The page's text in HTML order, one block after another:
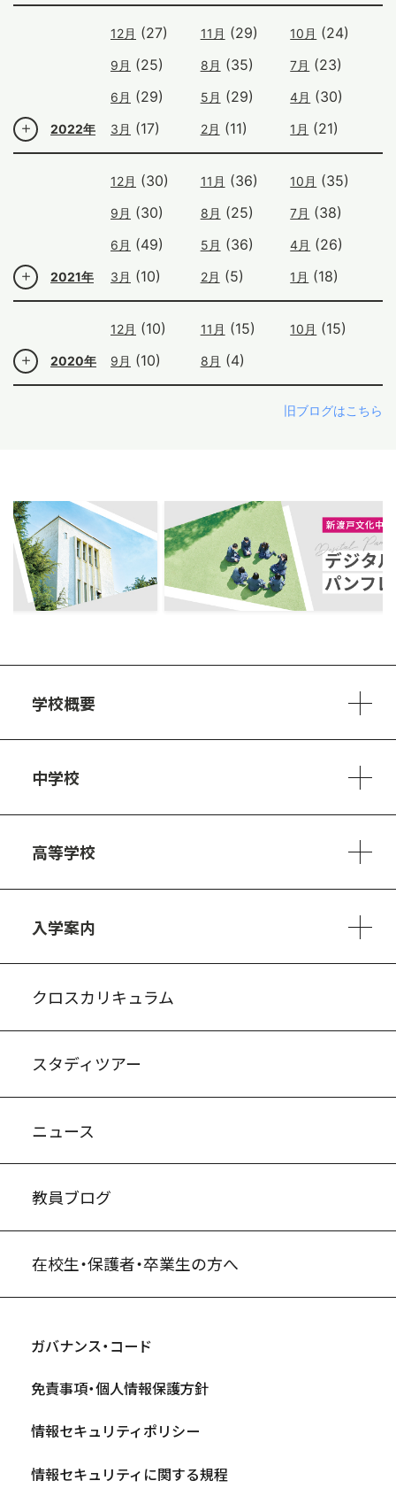
2022年
12月 (27) 11月 (29) 10月 (24)
9月 (25) 8月 (35) 7月 (23)
6月 (29) 5月 (29) 4月 (30)
3月 (17) 2月 (11) 1月 (21)
2021年
12月 (30) 11月 (36) 10月 (35)
9月 (30) 8月 (25) 7月 (38)
6月 (49) 5月 (36) 4月 (26)
3月 (10) 2月 (5) 1月 (18)
2020年
12月 (10) 11月 (15) 10月 (15)
9月 (10) 8月 (4)
旧ブログはこちら
学校概要
中学校
高等学校
入学案内
クロスカリキュラム
スタディツアー
ニュース
教員ブログ
在校生・保護者・卒業生の方へ
ガバナンス・コード
免責事項・個人情報保護方針
情報セキュリティポリシー
情報セキュリティに関する規程